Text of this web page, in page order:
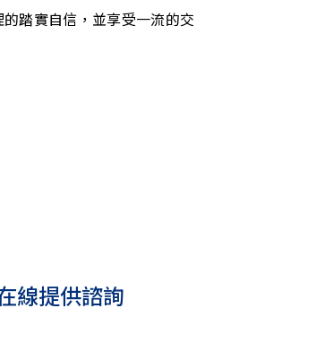
踏實自信，並享受一流的交
線提供諮詢